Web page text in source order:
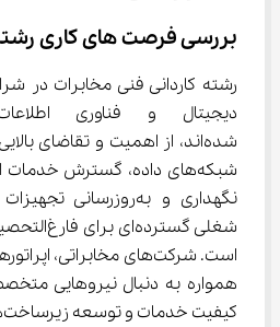
بررسی فرصت های کاری
رشته کاردانی فنی مخابرات در
شده‌اند، از اهمیت و تقاضای
شبکه‌های داده، گسترش خدمات
شغلی
است. شرکت‌های مخابراتی،
همواره به دنبال نیروهایی
کیفیت خدمات و توسعه زیرساخت‌ها هستند.